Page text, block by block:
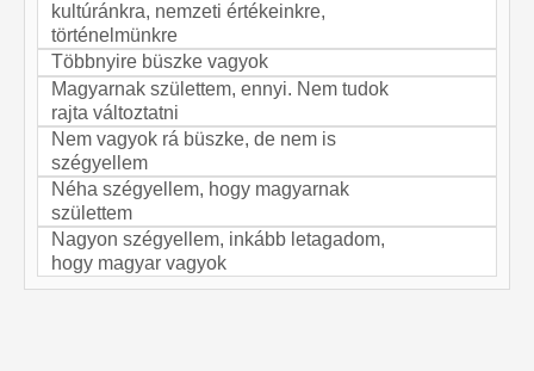
kultúránkra, nemzeti értékeinkre,
történelmünkre
Többnyire büszke vagyok
Magyarnak születtem, ennyi. Nem tudok
rajta változtatni
Nem vagyok rá büszke, de nem is
szégyellem
Néha szégyellem, hogy magyarnak
születtem
Nagyon szégyellem, inkább letagadom,
hogy magyar vagyok